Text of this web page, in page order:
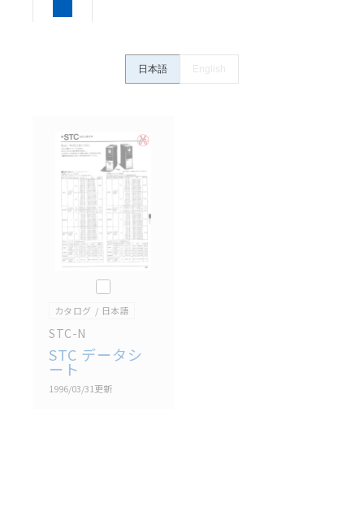
ていることを、必ず事前に確認してください。
ン事例は参考用ですので、ご採用に際しては機器・装
置の機能や安全性をご確認のうえご使用ください。・
ている可能性がありますがご容赦ください。
記載されているサービス内容や連絡先等は作成当時の
ものであり、変更・改定させていただいている可能性
があります。改めて当サイトの掲載内容をご確認のう
え、ご用命下さいますようお願いいたします。
日本語 English
このカタログを選択
カタログ 日本語
STC-N
STC データシ
ート
1996/03/31更新